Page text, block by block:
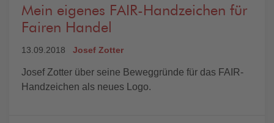
Mein eigenes FAIR-Handzeichen für
Fairen Handel
13.09.2018 Josef Zotter
Josef Zotter über seine Beweggründe für das FAIR-
Handzeichen als neues Logo.